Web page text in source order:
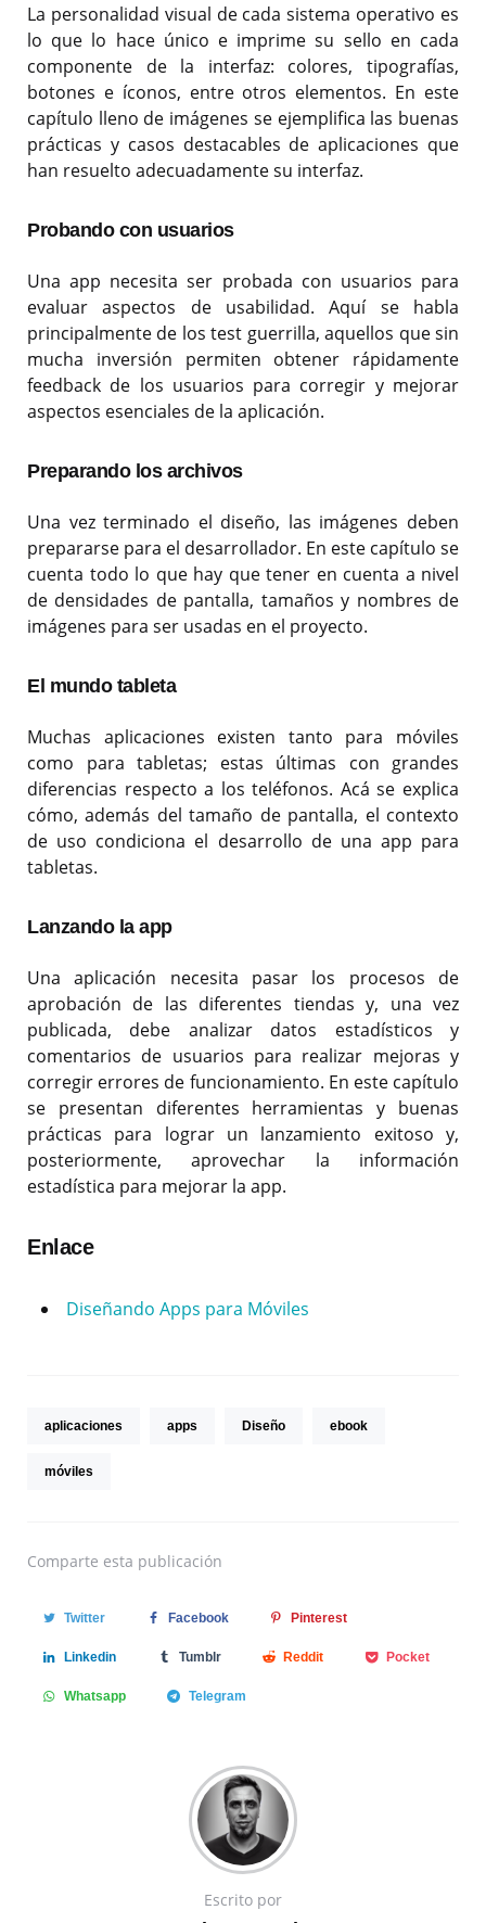
La personalidad visual de cada sistema operativo es
lo que lo hace único e imprime su sello en cada
componente de la interfaz: colores, tipografías,
botones e íconos, entre otros elementos. En este
capítulo lleno de imágenes se ejemplifica las buenas
prácticas y casos destacables de aplicaciones que
han resuelto adecuadamente su interfaz.
Probando con usuarios
Una app necesita ser probada con usuarios para
evaluar aspectos de usabilidad. Aquí se habla
principalmente de los test guerrilla, aquellos que sin
mucha inversión permiten obtener rápidamente
feedback de los usuarios para corregir y mejorar
aspectos esenciales de la aplicación.
Preparando los archivos
Una vez terminado el diseño, las imágenes deben
prepararse para el desarrollador. En este capítulo se
cuenta todo lo que hay que tener en cuenta a nivel
de densidades de pantalla, tamaños y nombres de
imágenes para ser usadas en el proyecto.
El mundo tableta
Muchas aplicaciones existen tanto para móviles
como para tabletas; estas últimas con grandes
diferencias respecto a los teléfonos. Acá se explica
cómo, además del tamaño de pantalla, el contexto
de uso condiciona el desarrollo de una app para
tabletas.
Lanzando la app
Una aplicación necesita pasar los procesos de
aprobación de las diferentes tiendas y, una vez
publicada, debe analizar datos estadísticos y
comentarios de usuarios para realizar mejoras y
corregir errores de funcionamiento. En este capítulo
se presentan diferentes herramientas y buenas
prácticas para lograr un lanzamiento exitoso y,
posteriormente, aprovechar la información
estadística para mejorar la app.
Enlace
Diseñando Apps para Móviles
aplicaciones apps Diseño ebook
móviles
Comparte esta publicación
Twitter Facebook Pinterest
Linkedin Tumblr Reddit Pocket
Whatsapp Telegram
Escrito por